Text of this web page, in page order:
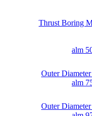
Thrust Boring
Outer Diameter
Outer Diameter